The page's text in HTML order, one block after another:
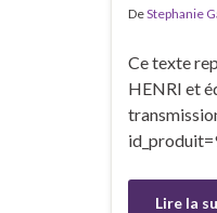
DeStephanie
Ce texte
HENRI et
Lire la